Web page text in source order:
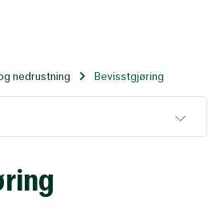
nedrustning Bevisstgjøring